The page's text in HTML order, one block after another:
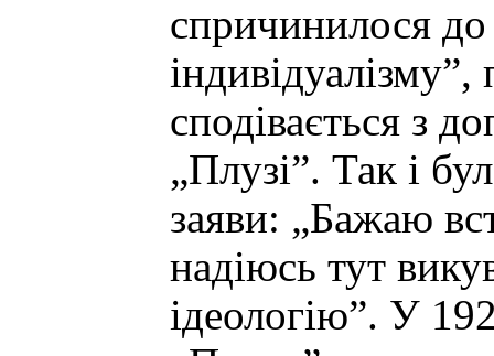
спричинилося до
сподівається з
„Плузі”. Так і
заяви: „Бажаю
надіюсь тут
ідеологію”. У